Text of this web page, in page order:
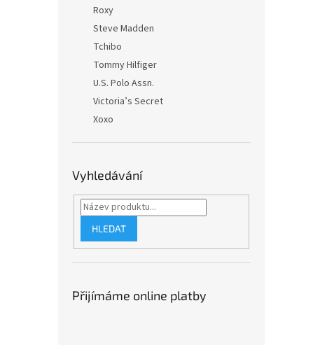
Roxy
Steve Madden
Tchibo
Tommy Hilfiger
U.S. Polo Assn.
Victoria’s Secret
Xoxo
Vyhledávání
HLEDAT
Přijímáme online platby